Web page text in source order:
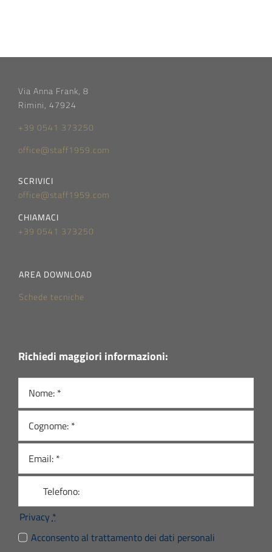
Via Anna Frank, 8
Rimini, 47924
+39 0541 373250
office@staff1959.com
SCRIVICI
office@staff1959.com
CHIAMACI
+39 0541 373250
AREA DOWNLOAD
Schede tecniche
Richiedi maggiori informazioni:
Privacy *
Acconsento al trattamento dei dati personali